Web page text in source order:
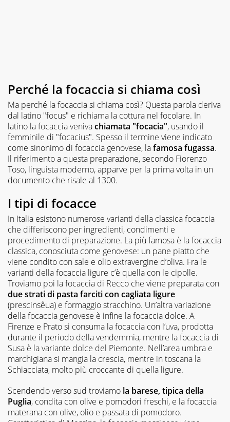
Perché la focaccia si chiama così
Ma perché la focaccia si chiama così? Questa parola deriva
dal latino "focus" e richiama la cottura nel focolare. In
latino la focaccia venivachiamata "focacia", usando il
femminile di "focacius". Spesso il termine viene indicato
come sinonimo di focaccia genovese, lafamosa fugassa.
Il riferimento a questa preparazione, secondo Fiorenzo
Toso, linguista moderno, apparve per la prima volta in un
documento che risale al 1300.
I tipi di focacce
In Italia esistono numerose varianti della classica focaccia
che differiscono per ingredienti, condimenti e
procedimento di preparazione. La più famosa è la focaccia
classica, conosciuta come genovese: un pane piatto che
viene condito con sale e olio extravergine d’oliva. Fra le
varianti della focaccia ligure c’è quella con le cipolle.
Troviamo poi la focaccia di Recco che viene preparata con
due strati di pasta farciti con cagliata ligure
(prescinsêua) e formaggio stracchino. Un’altra variazione
della focaccia genovese è infine la focaccia dolce. A
Firenze e Prato si consuma la focaccia con l’uva, prodotta
durante il periodo della vendemmia, mentre la focaccia di
Susa è la variante dolce del Piemonte. Nell’area umbra e
marchigiana si mangia la crescia, mentre in toscana la
Schiacciata, molto più croccante di quella ligure.
Scendendo verso sud troviamo la barese, tipica della
Puglia, condita con olive e pomodori freschi, e la focaccia
materana con olive, olio e passata di pomodoro.